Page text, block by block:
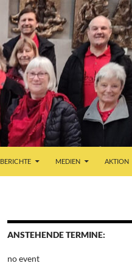
BERICHTE MEDIEN AKTION
ANSTEHENDE TERMINE:
no event